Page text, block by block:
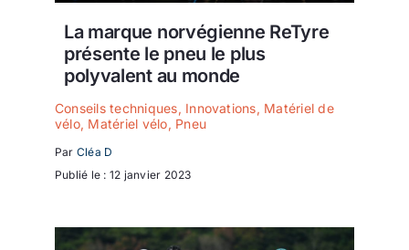
La marque norvégienne ReTyre
présente le pneu le plus
polyvalent au monde
Conseils techniques, Innovations, Matériel de
vélo, Matériel vélo, Pneu
Par Cléa D
Publié le : 12 janvier 2023